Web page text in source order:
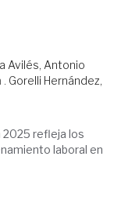
Avilés, Antonio
. Gorelli Hernández,
2025 refleja los
laboral en